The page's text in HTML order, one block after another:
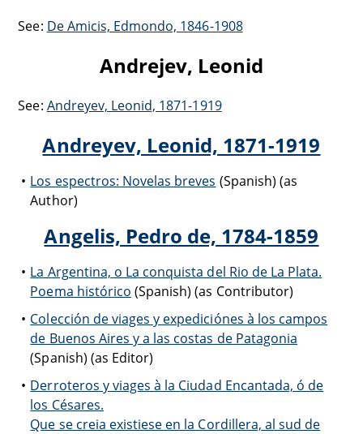
See: De Amicis, Edmondo, 1846-1908
Andrejev, Leonid
See: Andreyev, Leonid, 1871-1919
Andreyev, Leonid, 1871-1919
Los espectros: Novelas breves (Spanish) (as
Author)
Angelis, Pedro de, 1784-1859
La Argentina, o La conquista del Rio de La Plata.
Poema histórico (Spanish) (as Contributor)
Colección de viages y expediciónes à los campos
de Buenos Aires y a las costas de Patagonia
(Spanish) (as Editor)
Derroteros y viages à la Ciudad Encantada, ó de
los Césares.
Que se creia existiese en la Cordillera, al sud de